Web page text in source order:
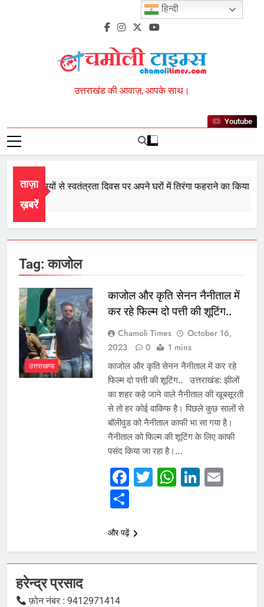
Chamoli Times
उत्तराखंड की आवाज़, आपके साथ।
Youtube
ताज़ा
ख़बरें
प्रदेशवासियों से स्वतंत्रता दिवस पर अपने घरों में तिरंगा फहराने का किया
Tag:काजोल
उत्तराखण्ड
काजोल और कृति सेनन नैनीताल में
कर रहे फिल्म दो पत्ती की शूटिंग..
Chamoli Times
October 16,
2023
0 1 mins
काजोल और कृति सेनन नैनीताल में कर रहे
फिल्म दो पत्ती की शूटिंग.. उत्तराखंड: झीलों
का शहर कहे जाने वाले नैनीताल की खूबसूरती
से तो हर कोई वाकिफ है। पिछले कुछ सालों से
बॉलीवुड को नैनीताल काफी भा सा गया है।
नैनीताल को फिल्म की शूटिंग के लिए काफी
पसंद किया जा रहा है।…
Facebook
Twitter
Share
और पढ़ें
हरेन्द्र प्रसाद
फ़ोन नंबर : 9412971414
हिन्दी